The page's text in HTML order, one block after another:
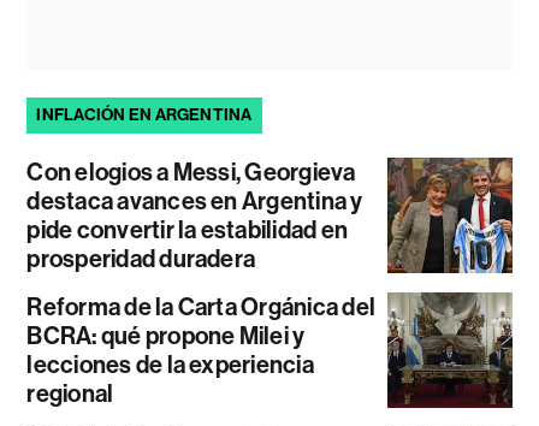
INFLACIÓN EN ARGENTINA
Con elogios a Messi, Georgieva
destaca avances en Argentina y
pide convertir la estabilidad en
prosperidad duradera
Reforma de la Carta Orgánica del
BCRA: qué propone Milei y
lecciones de la experiencia
regional